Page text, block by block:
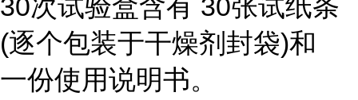
30次试验盒含有 30张试纸条
(逐个包装于干燥剂封袋)和
一份使用说明书。